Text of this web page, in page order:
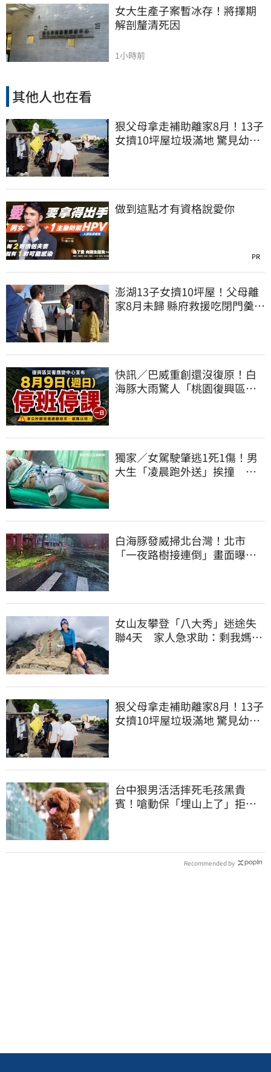
女大生產子案暫冰存！將擇期
解剖釐清死因
1小時前
其他人也在看
狠父母拿走補助離家8月！13子
女擠10坪屋垃圾滿地 驚見幼童
做到這點才有資格說愛你
PR
澎湖13子女擠10坪屋！父母離
家8月未歸 縣府救援吃閉門羹原
快訊／巴威重創還沒復原！白
海豚大雨驚人「桃園復興區」
獨家／女駕駛肇逃1死1傷！男
大生「凌晨跑外送」挨撞 媽
白海豚發威掃北台灣！北市
「一夜路樹接連倒」畫面曝
女山友攀登「八大秀」迷途失
聯4天 家人急求助：剩我媽還
狠父母拿走補助離家8月！13子
女擠10坪屋垃圾滿地 驚見幼童
台中狠男活活摔死毛孩黑貴
賓！嗆動保「埋山上了」拒交
Recommended by